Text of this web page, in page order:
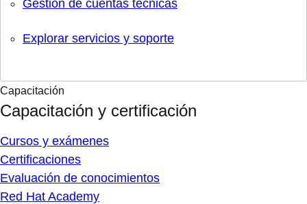
Gestión de cuentas técnicas
Explorar servicios y soporte
Capacitación
Capacitación y certificación
Cursos y exámenes
Certificaciones
Evaluación de conocimientos
Red Hat Academy